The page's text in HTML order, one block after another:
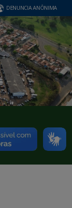
DENUNCIA ANÔNIMA